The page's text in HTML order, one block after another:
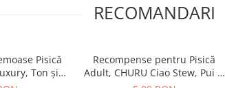
albuș de ou, cazeinat de
brute (min) 3,00%, Fibră
RECOMANDARI
Pisică
Ton și
Recompense pentru Pisică
Adult, CHURU Ciao Stew, Pui și